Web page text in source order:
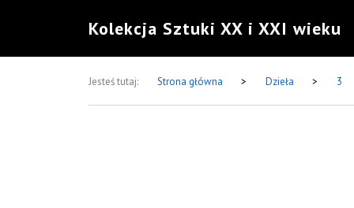
Kolekcja Sztuki XX i XXI wieku
Jesteś tutaj: Strona główna > Dzieła > 3